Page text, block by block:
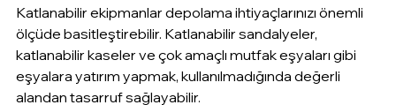
Katlanabilir ekipmanlar depolama ihtiyaçlarınızı önemli
ölçüde basitleştirebilir. Katlanabilir sandalyeler,
katlanabilir kaseler ve çok amaçlı mutfak eşyaları gibi
eşyalara yatırım yapmak, kullanılmadığında değerli
alandan tasarruf sağlayabilir.